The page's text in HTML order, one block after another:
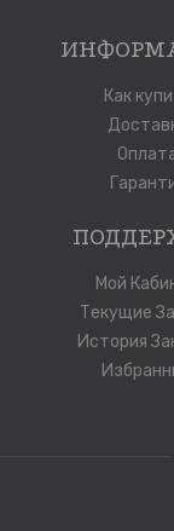
Как
Мой
Текущие
История